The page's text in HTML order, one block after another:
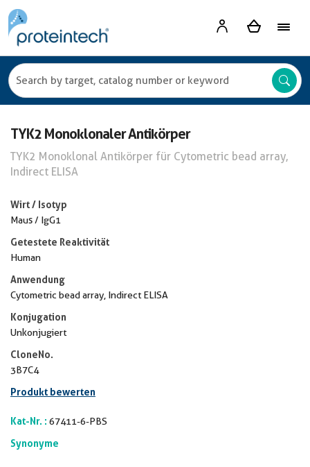
TYK2 Monoklonaler Antikörper
TYK2 Monoklonal Antikörper für Cytometric bead array,
Indirect ELISA
Wirt / Isotyp
Maus / IgG1
Getestete Reaktivität
Human
Anwendung
Cytometric bead array, Indirect ELISA
Konjugation
Unkonjugiert
CloneNo.
3B7C4
Produkt bewerten
Kat-Nr. : 67411-6-PBS
Synonyme